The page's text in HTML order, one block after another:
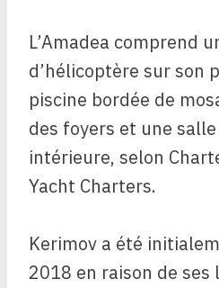
L’Amadea comprend
d’hélicoptère sur son
piscine bordée de
des foyers et une
intérieure, selon
Yacht Charters.
Kerimov a été
2018 en raison de ses